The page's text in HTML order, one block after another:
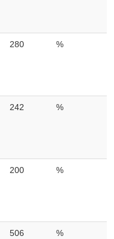
280 %
242 %
200 %
506 %